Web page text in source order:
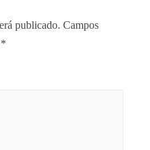
publicado. Campos
*